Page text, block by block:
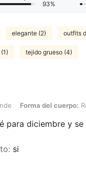
93%
elegante (2) outfits
tejido grueso (4)
del cuerpo: Reloj de
Forma del cuerpo:
para diciembre y
: si